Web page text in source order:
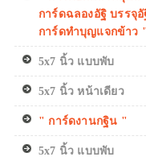
การ์ดฉลองอัฐิ บรรจุอั
การ์ดทำบุญแจกข้าว
5x7 นิ้ว แบบพับ
5x7 นิ้ว หน้าเดียว
" การ์ดงานกฐิน "
5x7 นิ้ว แบบพับ